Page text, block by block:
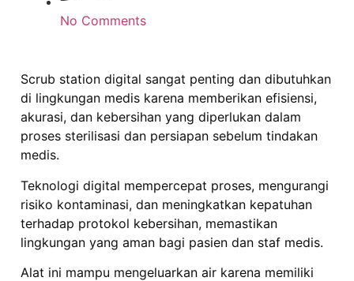
No Comments
Scrub station digital sangat penting dan dibutuhkan
di lingkungan medis karena memberikan efisiensi,
akurasi, dan kebersihan yang diperlukan dalam
proses sterilisasi dan persiapan sebelum tindakan
medis.
Teknologi digital mempercepat proses, mengurangi
risiko kontaminasi, dan meningkatkan kepatuhan
terhadap protokol kebersihan, memastikan
lingkungan yang aman bagi pasien dan staf medis.
Alat ini mampu mengeluarkan air karena memiliki